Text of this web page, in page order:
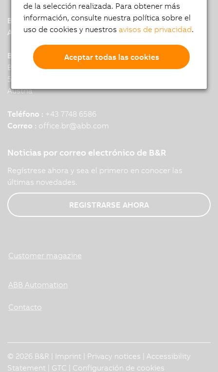
B&R
A member of the ABB Group
B&R Industrial Automation GmbH
B&R Strasse 1
5142 Eggelsberg
Austria
Teléfono : +43 7748 6586
Correo : office.br@abb.com
Noticias por correo electrónico de B&R
Regístrese ahora y sea el primero en conocer las
últimas novedades.
REGISTRARSE AHORA
Customer magazine
ABB Automation
Contacto
© 2026 B&R | Imprint Privacy notices
Accessibility
Statement
GTC Configuración de cookies
de la selección realizada. Para obtener más
información, consulte nuestra política sobre el
uso de cookies y nuestrosavisos de privacidad.
Aceptar todas las cookies